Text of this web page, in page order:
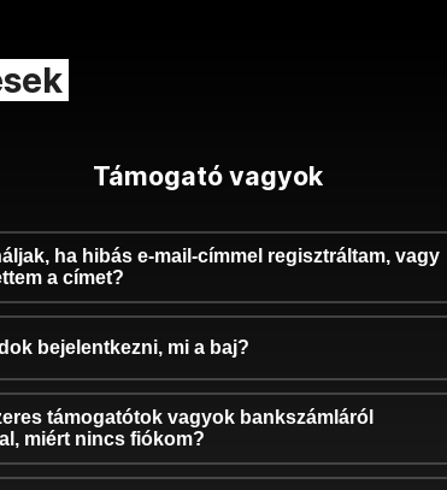
Támogató vagyok
ha hibás e-mail-címmel regisztráltam, vagy
a címet?
bejelentkezni, mi a baj?
támogatótok vagyok bankszámláról
miért nincs fiókom?